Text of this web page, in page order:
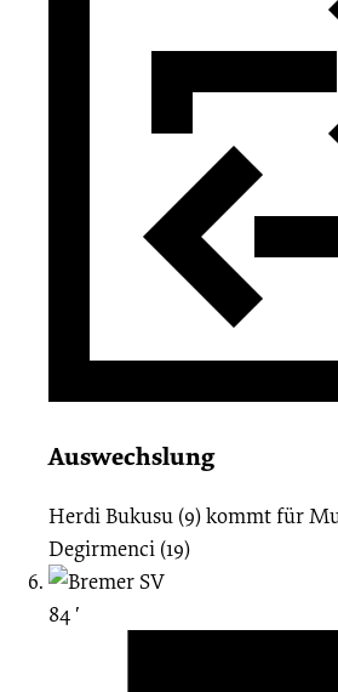
Auswechslung
Herdi Bukusu (9)kommt für
Degirmenci (19)
84 ′